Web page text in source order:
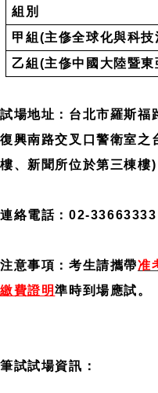
本
所
成
員
班
碩
士
在
班
學
國
組別
甲組 (主俢全球化與科技
乙組 (主俢中國大陸暨東
試場地址：台北市羅斯福
復興南路交叉口警衛室之
樓、新聞所位於第三棟樓)
連絡電話： 02-33663333
注意事項：考生請攜帶准
繳費證明準時到場應試。
筆試試場資訊：